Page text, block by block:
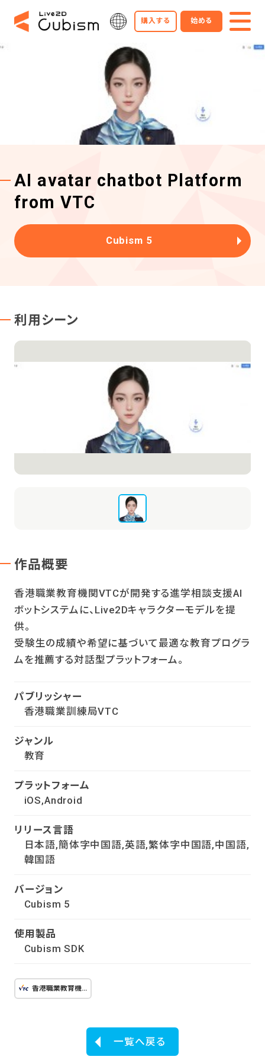
購入する 始める
AI avatar chatbot Platform
from VTC
Cubism 5
利用シーン
作品概要
香港職業教育機関VTCが開発する進学相談支援AI
ボットシステムに、Live2Dキャラクターモデルを提
供。
受験生の成績や希望に基づいて最適な教育プログラ
ムを推薦する対話型プラットフォーム。
パブリッシャー
香港職業訓練局VTC
ジャンル
教育
プラットフォーム
iOS,Android
リリース言語
日本語,簡体字中国語,英語,繁体字中国語,中国語,
韓国語
バージョン
Cubism 5
使用製品
Cubism SDK
香港職業教育機関VTC：
一覧へ戻る